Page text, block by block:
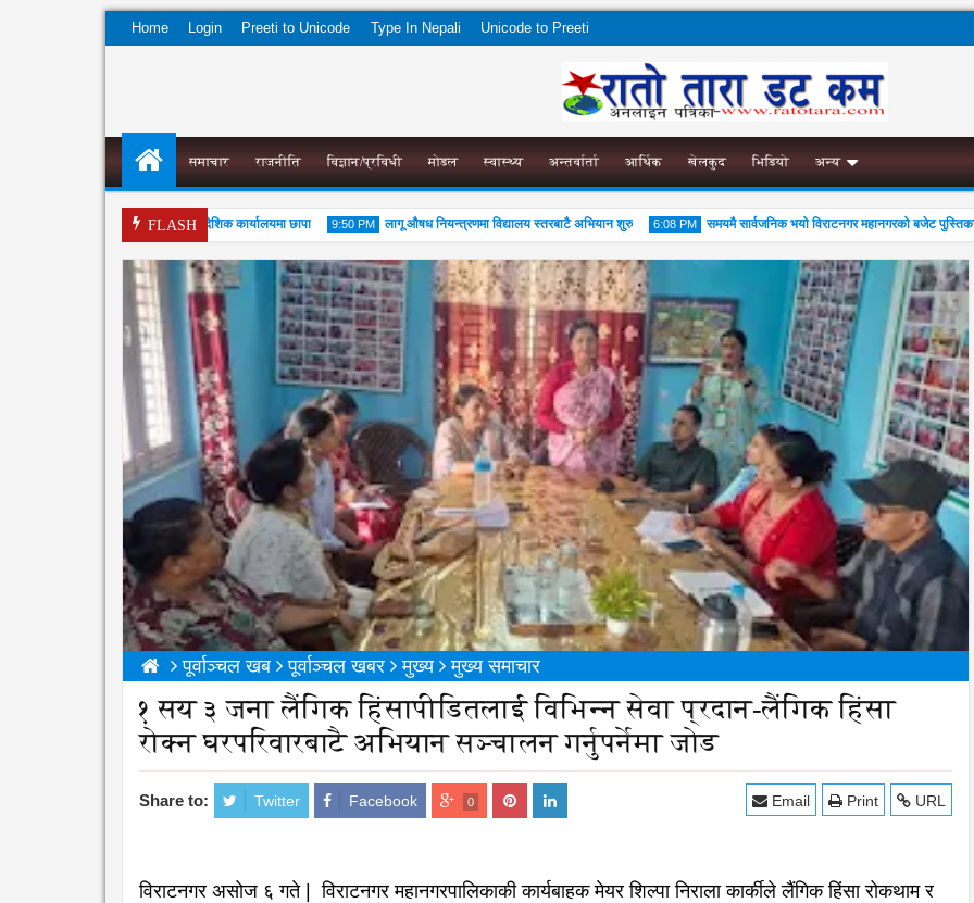
Home Login Preeti to Unicode Type In Nepali Unicode to Preeti
समाचार राजनीति विज्ञान/प्रविधी मोडल स्वास्थ्य अन्तर्वार्ता आर्थिक खेलकुद भिडियो अन्य
FLASH
नेपाल आयल निगमको प्रादेशिक कार्यालयमा छापा 9:50 PM
04 Aug
2026
लागू औषध नियन्त्रणमा विद्यालय स्तरबाटै अभियान शुरु 6:08 PM
04 Aug
समयमै सार्वजनिक भयो विराटनगर महानगरको बजेट पुस्तिका,
पूर्वाञ्चल खब पूर्वाञ्चल खबर मुख्य मुख्य समाचार
१ सय ३ जना लैंगिक हिंसापीडितलाई विभिन्न सेवा प्रदान-लैंगिक हिंसा
रोक्न घरपरिवारबाटै अभियान सञ्चालन गर्नुपर्नेमा जोड
Share to: Twitter Facebook 0 URL
Print
Email
विराटनगर असोज ६ गते | विराटनगर महानगरपालिकाकी कार्यबाहक मेयर शिल्पा निराला कार्कीले लैंगिक हिंसा रोकथाम र